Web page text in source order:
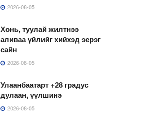
2026-08-05
Хонь, туулай жилтнээ
аливаа үйлийг хийхэд эерэг
сайн
2026-08-05
Улаанбаатарт +28 градус
дулаан, үүлшинэ
2026-08-05